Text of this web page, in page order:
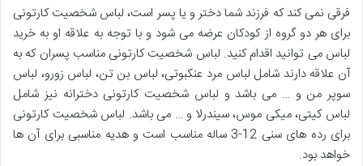
فرقی نمی کند که فرزند شما دختر و یا پسر است، لباس شخصیت کارتونی
برای هر دو گروه از کودکان عرضه می شود و با توجه به علاقه او به خرید
لباس می توانید اقدام کنید. لباس شخصیت کارتونی مناسب پسران که به
آن علاقه دارند شامل لباس مرد عنکبوتی، لباس بن تن، لباس زورو، لباس
سوپر من و … می باشد و لباس شخصیت کارتونی دخترانه نیز شامل
لباس کیتی، میکی موس، سیندرلا و … می باشد. لباس شخصیت کارتونی
برای رده های سنی 12-3 ساله مناسب است و هدیه مناسبی برای آن ها
خواهد بود.